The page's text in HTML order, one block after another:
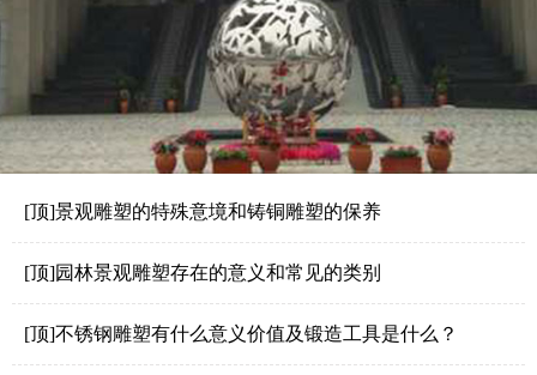
[顶]景观雕塑的特殊意境和铸铜雕塑的保养
[顶]园林景观雕塑存在的意义和常见的类别
[顶]不锈钢雕塑有什么意义价值及锻造工具是什么？